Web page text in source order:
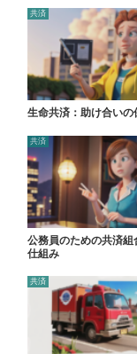
共済
生命共済：助け合いの
共済
公務員のための共済組
仕組み
共済